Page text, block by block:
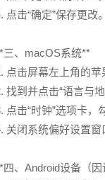
点击“确定”保存更改。
三、macOS系统**
点击屏幕左上角的苹
找到并点击“语言与地
点击“时钟”选项卡，
关闭系统偏好设置窗
四、Android设备（